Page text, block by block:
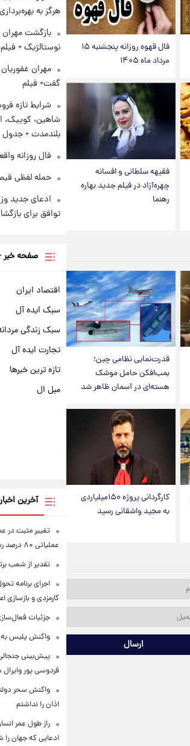
فال قهوه روزانه پنجشنبه ۱۵
مرداد ماه ۱۴۰۵
فقیهه سلطانی و افسانه
چهره‌آزاد در فیلم جدید بهاره
رهنما
قدرت‌نمایی نظامی چین؛
بمب‌افکن حامل موشک
هسته‌ای در آسمان ظاهر شد
کارگردانی پروژه ۱۵۰میلیاردی
به مجید واشقانی رسید
ارسال
هرگز به
بازگشت مهران
نوستالژیک + فیلم
مهران
گفت+ فیلم
شرایط تازه
شاهین، کوییک،
بلندمدت + جدول
فال روزانه واقعی
حمله لفظی
ادعای جدید
توافق برای
صفحه
اقتصاد ایران
سبک ایده آل
سبک زندگی
تجارت ایده آل
تازه ترین خبرها
مبل ال
آخرین اخبار
تغییر مثبت در
عملیاتی ۸۰ درصد رشد کرد
تقدیر از شعب
اجرای برنامه
کارمزدی و بازسازی
جزئیات
واکنش پلیس به
پیش‌بینی
فردوسی پور
واکنش سحر
اذان را نداشتم
ادعایی که جهان